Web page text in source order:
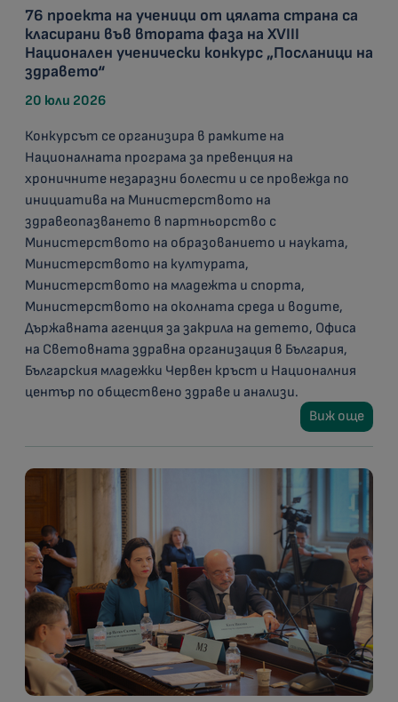
76 проекта на ученици от цялата страна са
класирани във втората фаза на XVIII
Национален ученически конкурс „Посланици на
здравето“
20 юли 2026
Конкурсът се организира в рамките на
Националната програма за превенция на
хроничните незаразни болести и се провежда по
инициатива на Министерството на
здравеопазването в партньорство с
Министерството на образованието и науката,
Министерството на културата,
Министерството на младежта и спорта,
Министерството на околната среда и водите,
Държавната агенция за закрила на детето, Офиса
на Световната здравна организация в България,
Българския младежки Червен кръст и Националния
център по обществено здраве и анализи.
Виж още